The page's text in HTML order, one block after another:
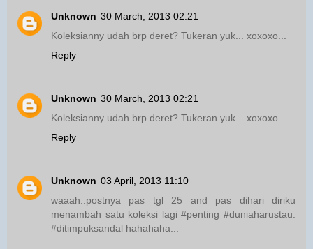
Unknown 30 March, 2013 02:21
Koleksianny udah brp deret? Tukeran yuk... xoxoxo...
Reply
Unknown 30 March, 2013 02:21
Koleksianny udah brp deret? Tukeran yuk... xoxoxo...
Reply
Unknown 03 April, 2013 11:10
waaah..postnya pas tgl 25 and pas dihari diriku
menambah satu koleksi lagi #penting #duniaharustau.
#ditimpuksandal hahahaha...